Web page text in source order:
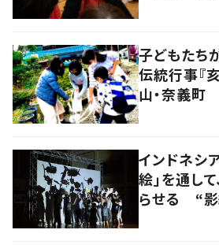
子どもたち
伝統行事『
山・奈義町
インドネシ
絵」を通し
らせる “影